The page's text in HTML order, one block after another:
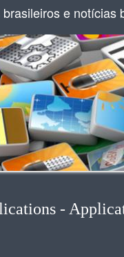
e notícias
-